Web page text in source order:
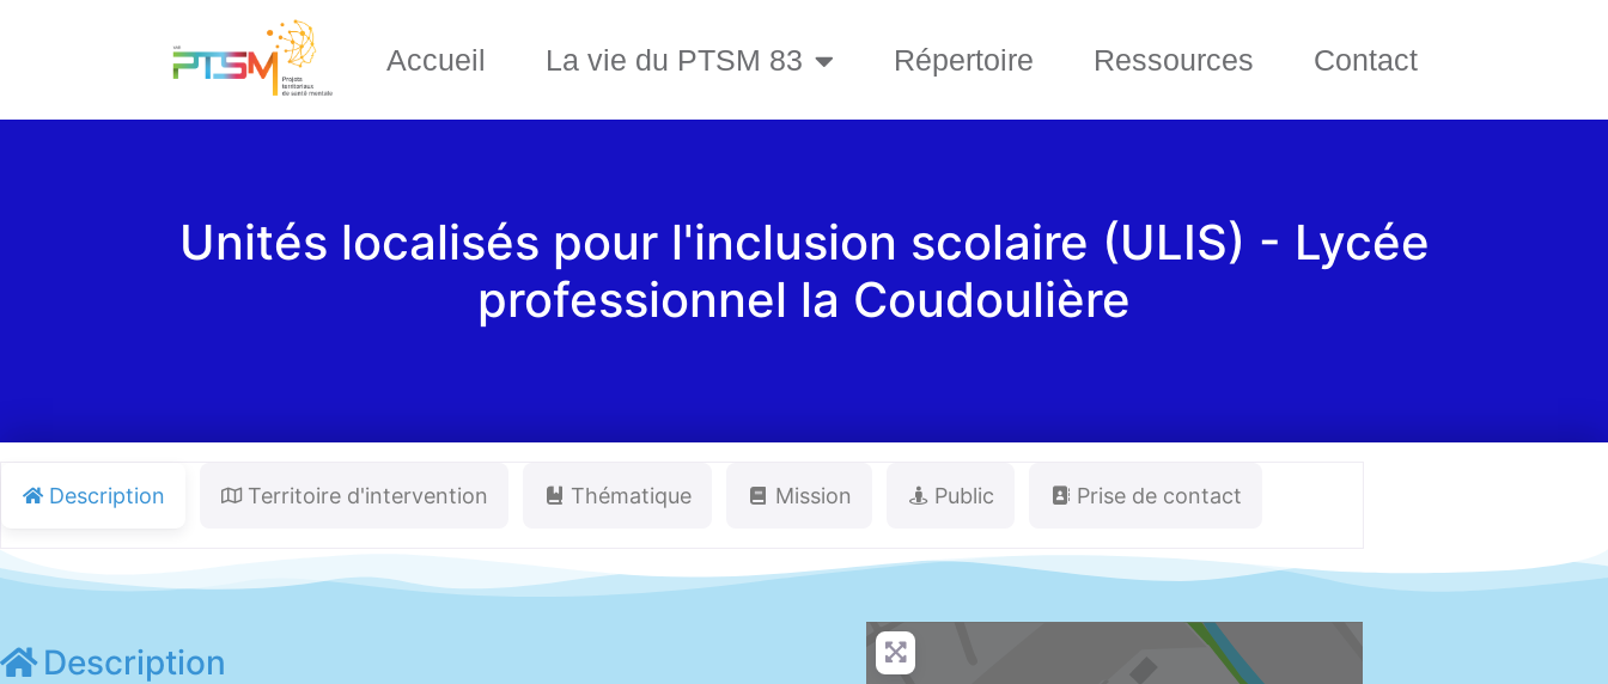
Accueil La vie du PTSM 83 Répertoire Ressources Contact
Unités localisés pour l'inclusion scolaire (ULIS) - Lycée
professionnel la Coudoulière
Description Territoire d'intervention Thématique Mission Public Prise de contact
Description